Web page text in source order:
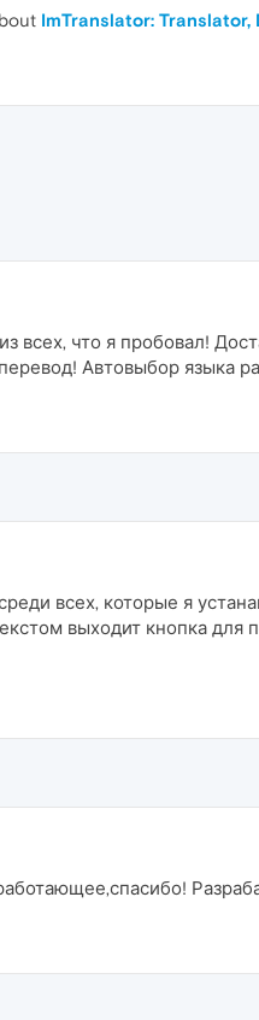
ImTranslator: Translator,
всех, что я пробовал!
Автовыбор языка
всех, которые я
выходит кнопка для